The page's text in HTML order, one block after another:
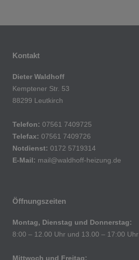
Kontakt
Dieter Waldhoff
Kemptener Str. 53
88299 Leutkirch
Telefon: 07561 7409725
Telefax: 07561 7409726
Notdienst: 0172 5719314
E-Mail: mail@waldhoff-heizung.de
Öffnungszeiten
Montag, Dienstag und Donnerstag:
8:00 – 12.00 Uhr und 13.00 – 17:00 Uhr
Mittwoch und Freitag: